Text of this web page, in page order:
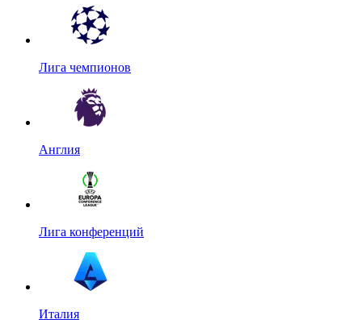
Лига чемпионов
Англия
Лига конференций
Италия